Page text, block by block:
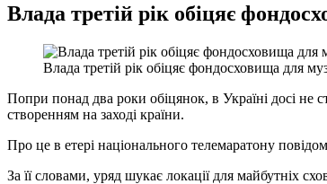
Влада третій рік обіцяє
Влада третій рік обіцяє фондосховища для
Попри понад два роки обіцянок, в Україні досі не
створенням на заході країни.
Про це в етері національного телемаратону
За її словами, уряд шукає локації для майбутніх